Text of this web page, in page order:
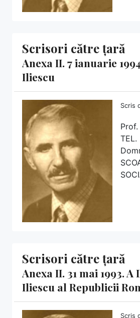
Scrisori către țară
Anexa II. 7 ianuarie
Iliescu
Scris
Scrisori către țară
Anexa II. 31 mai 1993.
Iliescu al Republicii
Scris